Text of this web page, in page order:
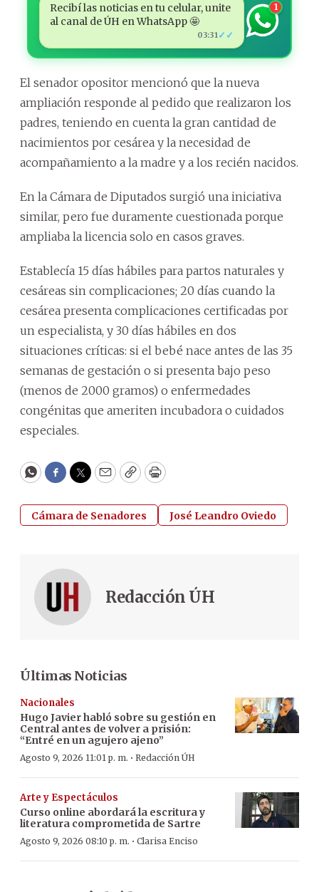
Recibí las noticias en tu celular, unite
al canal de ÚH en WhatsApp 🤩
03:31 ✓✓
1
El senador opositor mencionó que la nueva
ampliación responde al pedido que realizaron los
padres, teniendo en cuenta la gran cantidad de
nacimientos por cesárea y la necesidad de
acompañamiento a la madre y a los recién nacidos.
En la Cámara de Diputados surgió una iniciativa
similar, pero fue duramente cuestionada porque
ampliaba la licencia solo en casos graves.
Establecía 15 días hábiles para partos naturales y
cesáreas sin complicaciones; 20 días cuando la
cesárea presenta complicaciones certificadas por
un especialista, y 30 días hábiles en dos
situaciones críticas: si el bebé nace antes de las 35
semanas de gestación o si presenta bajo peso
(menos de 2000 gramos) o enfermedades
congénitas que ameriten incubadora o cuidados
especiales.
WhatsApp
Facebook
Twitter
EmailCopyPrint
Cámara de Senadores José Leandro Oviedo
Redacción ÚH
Últimas Noticias
Nacionales
Hugo Javier habló sobre su gestión en
Central antes de volver a prisión:
“Entré en un agujero ajeno”
Agosto 9, 2026 11:01 p. m. · Redacción ÚH
Arte y Espectáculos
Curso online abordará la escritura y
literatura comprometida de Sartre
Agosto 9, 2026 08:10 p. m. · Clarisa Enciso